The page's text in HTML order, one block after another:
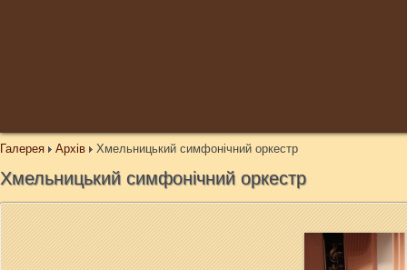
Галерея Архів Хмельницький симфонічний оркестр
Хмельницький симфонічний оркестр